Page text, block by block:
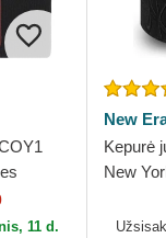
11 d.
New
Kepurė
New